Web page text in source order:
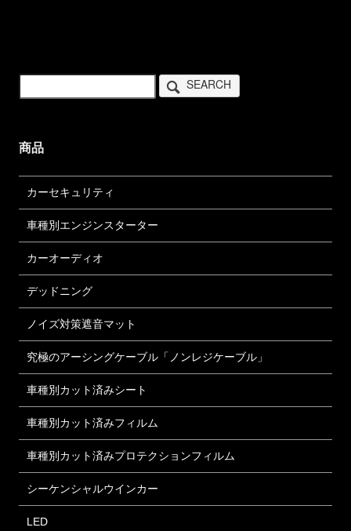
SEARCH
商品
カーセキュリティ
車種別エンジンスターター
カーオーディオ
デッドニング
ノイズ対策遮音マット
究極のアーシングケーブル「ノンレジケーブル」
車種別カット済みシート
車種別カット済みフィルム
車種別カット済みプロテクションフィルム
シーケンシャルウインカー
LED